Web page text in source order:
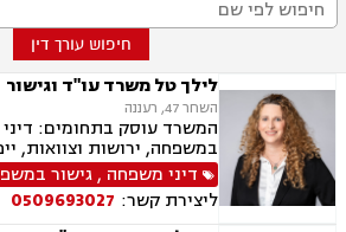
חיפוש עורך דין
לילך טל משרד עו"ד וגישור
השחר 47, רעננה
המשרד עוסק בתחומים:
במשפחה, ירושות וצוואות,
בציבור, אפוטרופסות, הסכמי
גירושין, הורות חד מינית,
בציבור, חלוקת רכוש, מעמד
דיני משפחה ,גישור
ליצירת קשר: 0509693027